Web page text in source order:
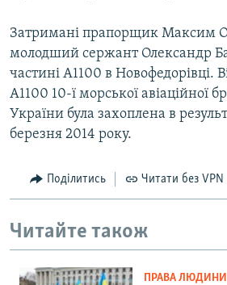
Затримані прапорщик Максим
молодший сержант Олександр
частині А1100 в Новофедорівці.
А1100 10-ї морської авіаційної
України була захоплена в
березня 2014 року.
Поділитись Читати без VPN
Читайте також
ПРАВА ЛЮДИНИ